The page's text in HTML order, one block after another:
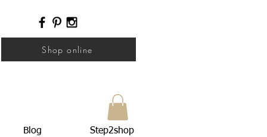
Shop online
Blog Step2shop